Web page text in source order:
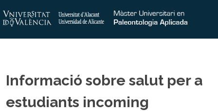
Informació sobre salut per a
estudiants incoming